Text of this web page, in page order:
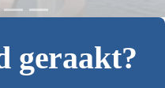
geraakt?